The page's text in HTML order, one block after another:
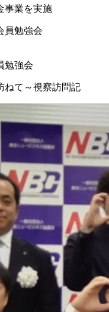
事業を実施
勉強会
ねて～視察訪問記